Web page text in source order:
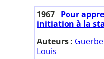
1967 Pour
initiation à la
Auteurs :
Louis